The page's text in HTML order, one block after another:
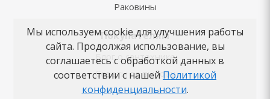
Раковины
Покупателям
Блог о сантехнике
Советы по выбору
Как заказать
Мы используем cookie для улучшения работы
сайта. Продолжая использование, вы
соглашаетесь с обработкой данных в
соответствии с нашей Политикой
конфиденциальности.